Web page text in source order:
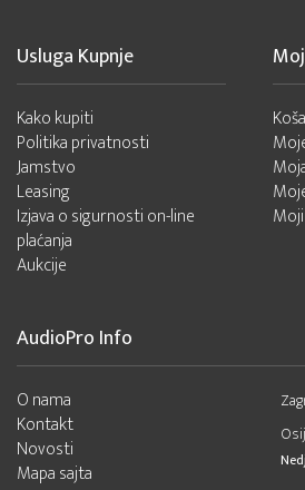
Usluga Kupnje
Kako kupiti
Politika privatnosti
Jamstvo
Leasing
Izjava o sigurnosti on-line
plaćanja
Aukcije
AudioPro Info
O nama
Kontakt
Novosti
Mapa sajta